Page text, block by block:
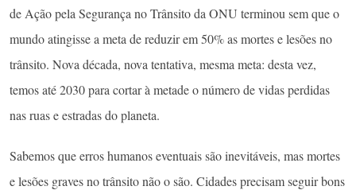
de Ação pela Segurança no Trânsito da ONU terminou sem que o
mundo atingisse a meta de reduzir em 50% as mortes e lesões no
trânsito. Nova década, nova tentativa, mesma meta: desta vez,
temos até 2030 para cortar à metade o número de vidas perdidas
nas ruas e estradas do planeta.
Sabemos que erros humanos eventuais são inevitáveis, mas mortes
e lesões graves no trânsito não o são. Cidades precisam seguir bons